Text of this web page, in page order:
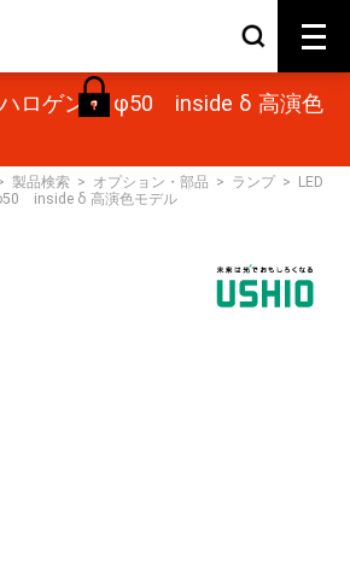
ハロゲン形 φ50 inside δ 高演色
製品検索 > オプション・部品 > ランプ >
LED
inside δ 高演色モデル